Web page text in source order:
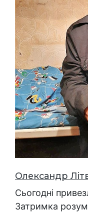
Олександр
Сьогодні
Затримка